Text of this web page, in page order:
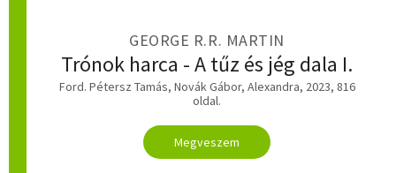
GEORGE R.R. MARTIN
Trónok harca - A tűz és jég dala I.
Ford. Pétersz Tamás, Novák Gábor, Alexandra, 2023, 816
oldal.
Megveszem